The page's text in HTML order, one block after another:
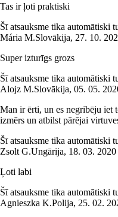
Tas ir ļoti praktiski
Šī atsauksme tika automātiski
Mária M.Slovākija, 27. 10.
Super izturīgs grozs
Šī atsauksme tika automātiski
Alojz M.Slovākija, 05. 05.
Man ir ērti, un es negribēju iet
izmērs un atbilst pārējai
Šī atsauksme tika automātiski
Zsolt G.Ungārija, 18. 03. 2020
Ļoti labi
Šī atsauksme tika automātiski
Agnieszka K.Polija, 25. 02.